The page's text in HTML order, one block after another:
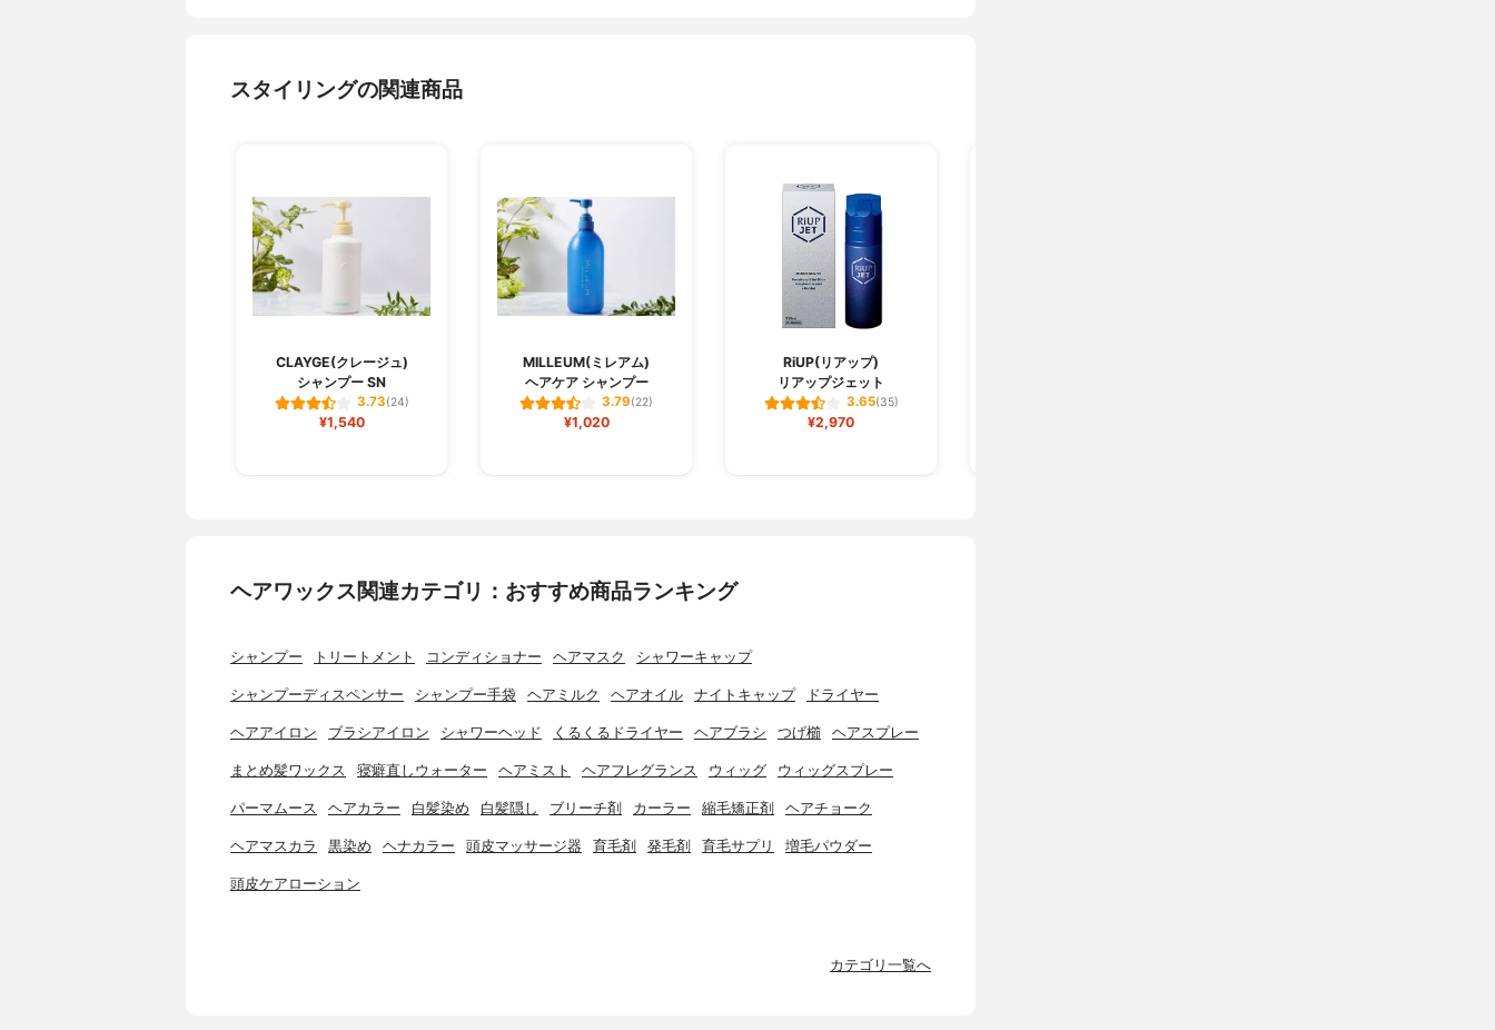
スタイリングの関連商品
CLAYGE(クレージュ)
シャンプー SN
3.73(24)
¥1,540
MILLEUM(ミレアム)
ヘアケア シャンプー
3.79(22)
¥1,020
RiUP(リアップ)
リアップジェット
3.65(35)
¥2,970
ヘアワックス関連カテゴリ：おすすめ商品ランキング
シャンプー トリートメント コンディショナー ヘアマスク シャワーキャップ
シャンプーディスペンサー シャンプー手袋 ヘアミルク ヘアオイル ナイトキャップ ドライヤー
ヘアアイロン ブラシアイロン シャワーヘッド くるくるドライヤー ヘアブラシ つげ櫛 ヘアスプレー
まとめ髪ワックス 寝癖直しウォーター ヘアミスト ヘアフレグランス ウィッグ ウィッグスプレー
パーマムース ヘアカラー 白髪染め 白髪隠し ブリーチ剤 カーラー 縮毛矯正剤 ヘアチョーク
ヘアマスカラ 黒染め ヘナカラー 頭皮マッサージ器 育毛剤 発毛剤 育毛サプリ 増毛パウダー
頭皮ケアローション
カテゴリ一覧へ